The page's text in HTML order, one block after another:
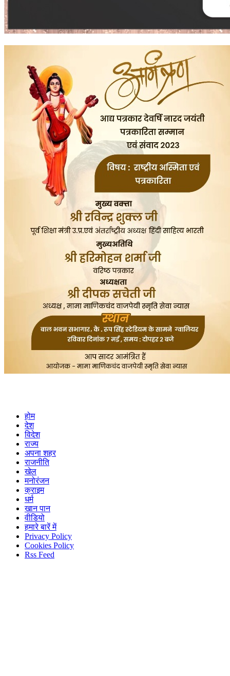
होम
देश
विदेश
राज्य
अपना शहर
राजनीति
खेल
मनोरंजन
क्राइम
धर्म
खान पान
वीडियो
हमारे बारें में
Privacy Policy
Cookies Policy
Rss Feed